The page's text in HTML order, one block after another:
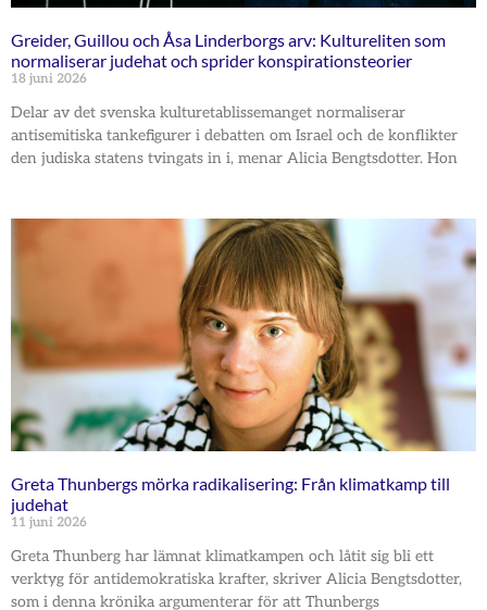
Greider, Guillou och Åsa Linderborgs arv: Kultureliten som
normaliserar judehat och sprider konspirationsteorier
18 juni 2026
Delar av det svenska kulturetablissemanget normaliserar
antisemitiska tankefigurer i debatten om Israel och de konflikter
den judiska statens tvingats in i, menar Alicia Bengtsdotter. Hon
Greta Thunbergs mörka radikalisering: Från klimatkamp till
judehat
11 juni 2026
Greta Thunberg har lämnat klimatkampen och låtit sig bli ett
verktyg för antidemokratiska krafter, skriver Alicia Bengtsdotter,
som i denna krönika argumenterar för att Thunbergs